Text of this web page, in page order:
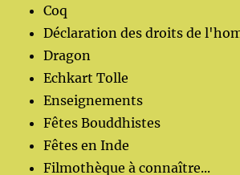
Coq
Déclaration des droits de
Dragon
Echkart Tolle
Enseignements
Fêtes Bouddhistes
Fêtes en Inde
Filmothèque à connaître...